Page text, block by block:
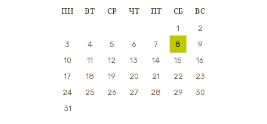
ПН ВТ СР ЧТ ПТ СБ ВС
1
2
3
4 5 6 7 8
9
10
11 12 13 14 15
16
17
18 19 20 21 22
23
24
25 26 27 28 29
30
31